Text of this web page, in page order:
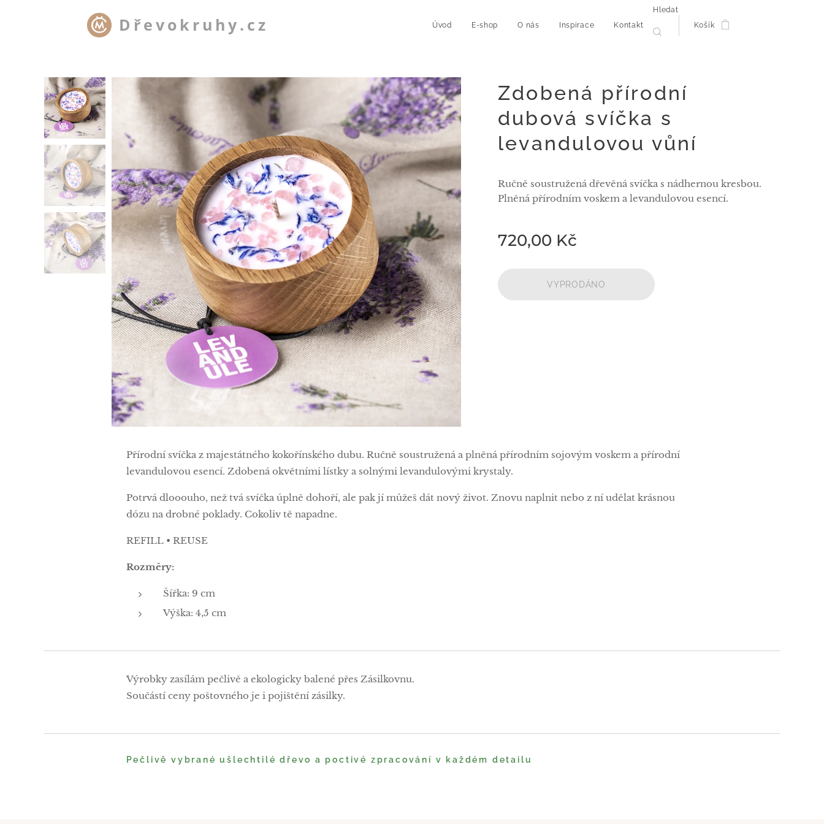
Dřevokruhy.cz Úvod E-shop O nás Inspirace Kontakt
Hledat
Košík
Zdobená přírodní
dubová svíčka s
levandulovou vůní
Ručně soustružená dřevěná svíčka s nádhernou kresbou.
Plněná přírodním voskem a levandulovou esencí.
720,00 Kč
VYPRODÁNO
Přírodní svíčka z majestátného kokořínského dubu. Ručně soustružená a plněná přírodním sojovým voskem a přírodní
levandulovou esencí. Zdobená okvětními lístky a solnými levandulovými krystaly.
Potrvá dlooouho, než tvá svíčka úplně dohoří, ale pak jí můžeš dát nový život. Znovu naplnit nebo z ní udělat krásnou
dózu na drobné poklady. Cokoliv tě napadne.
REFILL • REUSE
Rozměry:
Šířka: 9 cm
Výška: 4,5 cm
Výrobky zasílám pečlivě a ekologicky balené přes Zásilkovnu.
Součástí ceny poštovného je i pojištění zásilky.
Pečlivě vybrané ušlechtilé dřevo a poctivé zpracování v každém detailu